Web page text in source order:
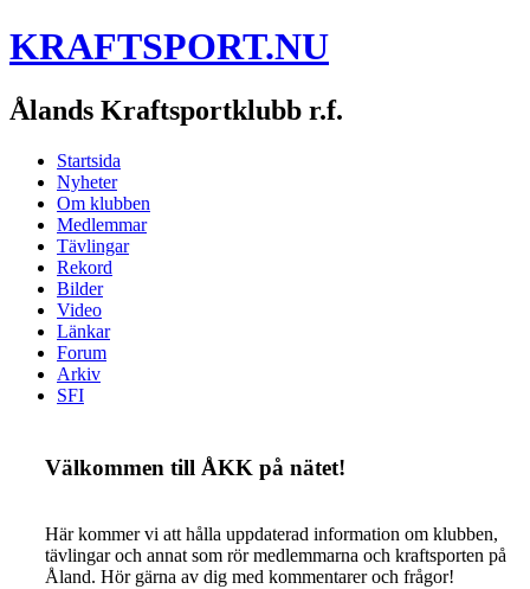
KRAFTSPORT.NU
Ålands Kraftsportklubb r.f.
Startsida
Nyheter
Om klubben
Medlemmar
Tävlingar
Rekord
Bilder
Video
Länkar
Forum
Arkiv
SFI
Välkommen till ÅKK på nätet!
Här kommer vi att hålla uppdaterad information om klubben,
tävlingar och annat som rör medlemmarna och kraftsporten på
Åland. Hör gärna av dig med kommentarer och frågor!